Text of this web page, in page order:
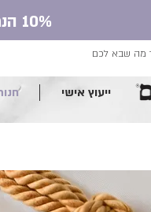
10% הנחה על כל חנות העונג עם קוד קופון ve.ahavtem
ייעוץ אישי